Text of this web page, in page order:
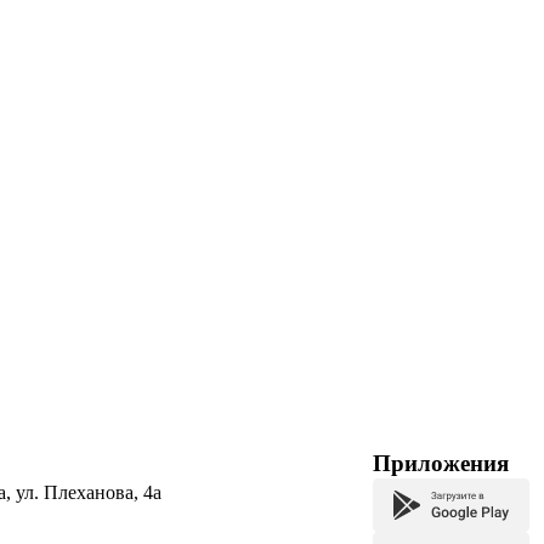
ул. Плеханова, 4а
Приложения